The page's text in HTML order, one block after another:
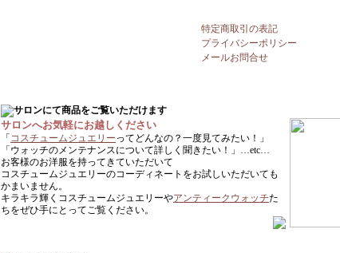
特定商取引の表記
プライバシーポリシー
メールお問合せ
サロンへお気軽にお越しください
「 コスチュームジュエリーってどんなの？一度見てみたい！」
「ウォッチのメンテナンスについて詳しく聞きたい！」…etc…
お客様のお洋服を持ってきていただいて
コスチュームジュエリーのコーディネートをお試しいただいても
かまいません。
キラキラ輝くコスチュームジュエリーやアンティークウォッチた
ちをぜひ手にとってご覧ください。